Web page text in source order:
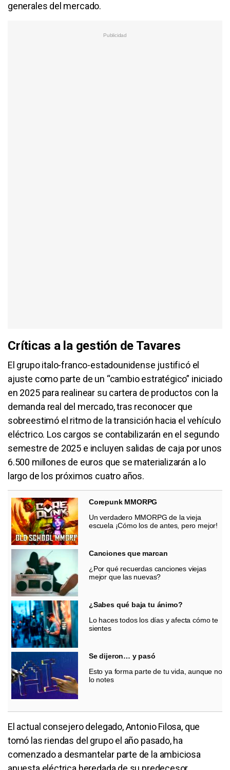
generales del mercado.
Críticas a la gestión de Tavares
El grupo italo-franco-estadounidense justificó el
ajuste como parte de un “cambio estratégico” iniciado
en 2025 para realinear su cartera de productos con la
demanda real del mercado, tras reconocer que
sobreestimó el ritmo de la transición hacia el vehículo
eléctrico. Los cargos se contabilizarán en el segundo
semestre de 2025 e incluyen salidas de caja por unos
6.500 millones de euros que se materializarán a lo
largo de los próximos cuatro años.
Corepunk MMORPG
Un verdadero MMORPG de la vieja
escuela ¡Cómo los de antes, pero mejor!
Canciones que marcan
¿Por qué recuerdas canciones viejas
mejor que las nuevas?
¿Sabes qué baja tu ánimo?
Lo haces todos los días y afecta cómo te
sientes
Se dijeron… y pasó
Esto ya forma parte de tu vida, aunque no
lo notes
El actual consejero delegado, Antonio Filosa, que
tomó las riendas del grupo el año pasado, ha
comenzado a desmantelar parte de la ambiciosa